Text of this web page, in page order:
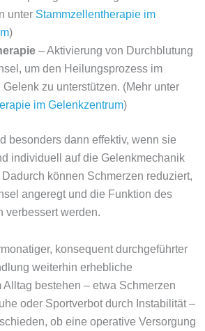
unter Stammzellentherapie im
)
– Aktivierung von Durchblutung
um den Heilungsprozess im
zu unterstützen. (Mehr unter
im Gelenkzentrum)
besonders dann effektiv, wenn sie
individuell auf die Gelenkmechanik
können Schmerzen reduziert,
angeregt und die Funktion des
verbessert werden.
konsequent durchgeführter
weiterhin erhebliche
bestehen – etwa Schmerzen
oder Sportverbot durch Instabilität –
ob eine operative Versorgung